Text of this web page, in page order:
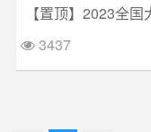
3437